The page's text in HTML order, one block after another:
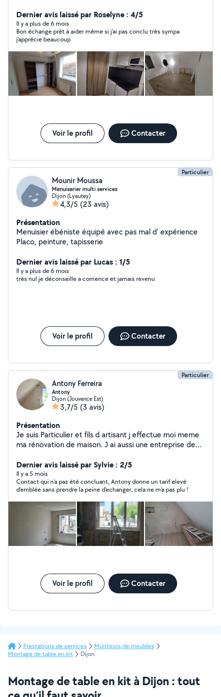
Montage et fixation de meubles Pose d'étagères,
tringles, luminaires Petits travaux de plomberie et
d'électricité Peinture et retouches Réparations diverses
Entretien intérieur et extérieur Mon objectif est de vous
offrir un travail propre ,rapide et de qualité adapté à vos
besoins et à votre budget . N'hésitez pas à me
contacter pour toute demande d'information. David
Dernier avis laissé par Roselyne : 4/5
Il y a plus de 6 mois
Bon échange prêt à aider même si j'ai pas conclu très sympa
j'apprécie beaucoup
Voir le profil Contacter
Particulier
Mounir Moussa
Menuiserier multi services
Dijon (Lyautey)
4,3/5 (23 avis)
Présentation
Menuisier ébéniste équipé avec pas mal d' expérience
Placo, peinture, tapisserie
Dernier avis laissé par Lucas : 1/5
Il y a plus de 6 mois
très nul je déconseille a comence et jamais revenu
Voir le profil Contacter
Particulier
Antony Ferreira
Antony
Dijon (Jouvence Est)
3,7/5 (3 avis)
Présentation
Je suis Particulier et fils d artisant j effectue moi meme
ma rénovation de maison. J ai aussi une entreprise de
Dernier avis laissé par Sylvie : 2/5
Il y a 5 mois
Contact qui n'a pas été concluant, Antony donne un tarif elevé
d'emblée sans prendre la peine d'echanger, cela ne m'a pas plu !
Voir le profil Contacter
Prestations de services
Monteurs de meubles
Montage de table en kit
Dijon
Montage de table en kit à Dijon : tout